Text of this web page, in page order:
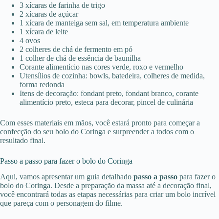
3 xícaras de farinha de trigo
2 xícaras de açúcar
1 xícara de manteiga sem sal, em temperatura ambiente
1 xícara de leite
4 ovos
2 colheres de chá de fermento em pó
1 colher de chá de essência de baunilha
Corante alimentício nas cores verde, roxo e vermelho
Utensílios de cozinha: bowls, batedeira, colheres de medida,
forma redonda
Itens de decoração: fondant preto, fondant branco, corante
alimentício preto, esteca para decorar, pincel de culinária
Com esses materiais em mãos, você estará pronto para começar a
confecção do seu bolo do Coringa e surpreender a todos com o
resultado final.
Passo a passo para fazer o bolo do Coringa
Aqui, vamos apresentar um guia detalhado passo a passo para fazer o
bolo do Coringa. Desde a preparação da massa até a decoração final,
você encontrará todas as etapas necessárias para criar um bolo incrível
que pareça com o personagem do filme.